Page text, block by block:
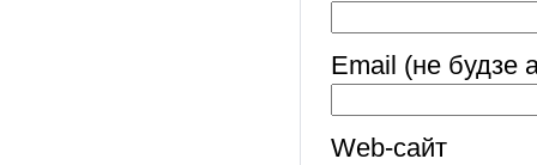
Email (не будзе
Web-cайт